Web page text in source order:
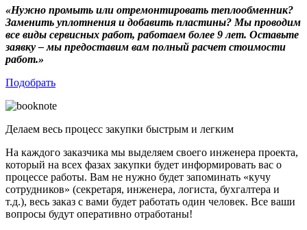
«Нужно промыть или отремонтировать теплообменник?
Заменить уплотнения и добавить пластины? Мы проводим
все виды сервисных работ, работаем более 9 лет. Оставьте
заявку – мы предоставим вам полный расчет стоимости
работ.»
Подобрать
Делаем весь процесс закупки быстрым и легким
На каждого заказчика мы выделяем своего инженера проекта,
который на всех фазах закупки будет информировать вас о
процессе работы. Вам не нужно будет запоминать «кучу
сотрудников» (секретаря, инженера, логиста, бухгалтера и
т.д.), весь заказ с вами будет работать один человек. Все ваши
вопросы будут оперативно отработаны!